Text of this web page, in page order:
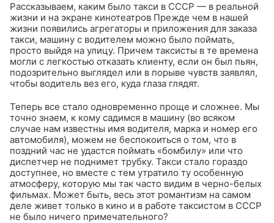
Рассказываем, каким было такси в СССР — в реальной
жизни и на экране кинотеатров Прежде чем в нашей
жизни появились агрегаторы и приложения для заказа
такси, машину с водителем можно было поймать,
просто выйдя на улицу. Причем таксисты в те времена
могли с легкостью отказать клиенту, если он был пьян,
подозрительно выглядел или в порыве чувств заявлял,
чтобы водитель вез его, куда глаза глядят.
Теперь все стало одновременно проще и сложнее. Мы
точно знаем, к кому садимся в машину (во всяком
случае нам известны имя водителя, марка и номер его
автомобиля), можем не беспокоиться о том, что в
поздний час не удастся поймать «бомбилу» или что
диспетчер не поднимет трубку. Такси стало гораздо
доступнее, но вместе с тем утратило ту особенную
атмосферу, которую мы так часто видим в черно-белых
фильмах. Может быть, весь этот романтизм на самом
деле живет только в кино и в работе таксистом в СССР
не было ничего примечательного?